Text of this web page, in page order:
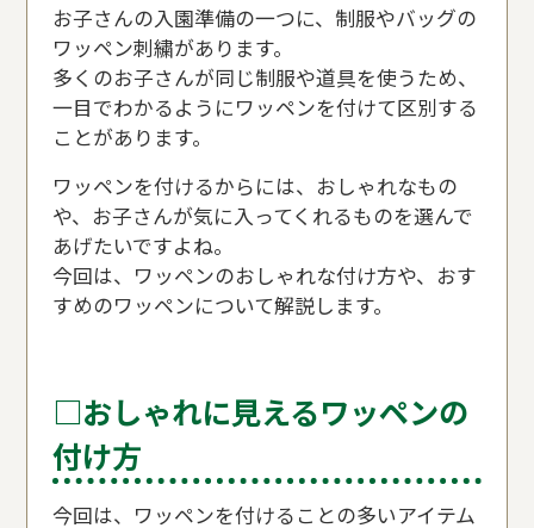
お子さんの入園準備の一つに、制服やバッグの
ワッペン刺繍があります。
多くのお子さんが同じ制服や道具を使うため、
一目でわかるようにワッペンを付けて区別する
ことがあります。
ワッペンを付けるからには、おしゃれなもの
や、お子さんが気に入ってくれるものを選んで
あげたいですよね。
今回は、ワッペンのおしゃれな付け方や、おす
すめのワッペンについて解説します。
□おしゃれに見えるワッペンの
付け方
今回は、ワッペンを付けることの多いアイテム